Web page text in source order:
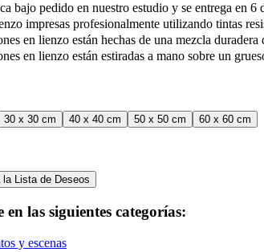
bajo pedido en nuestro estudio y se entrega en 6
impresas profesionalmente utilizando tintas
en lienzo están hechas de una mezcla
en lienzo están estiradas a mano sobre un
30 x 30 cm 40 x 40 cm 50 x 50 cm 60 x 60 cm
la Lista de Deseos
las siguientes categorías:
y escenas